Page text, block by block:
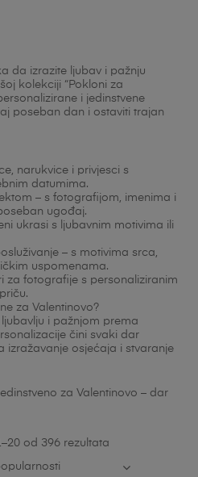
da izrazite ljubav i pažnju
kolekciji “Pokloni za
i jedinstvene
poseban dan i ostaviti trajan
narukvice i privjesci s
datumima.
– s fotografijom, imenima i
ugođaj.
ukrasi s ljubavnim motivima ili
– s motivima srca,
uspomenama.
za fotografije s personaliziranim
za Valentinovo?
i pažnjom prema
čini svaki dar
izražavanje osjećaja i stvaranje
za Valentinovo – dar
od 396 rezultata